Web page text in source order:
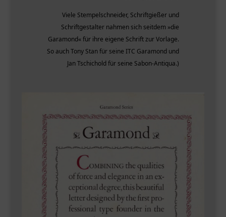
Viele Stempelschneider, Schriftgießer und
Schriftgestalter nahmen sich seitdem »die
Garamond« für ihre eigene Schrift zur Vorlage.
So auch Tony Stan für seine ITC Garamond und
Jan Tschichold für seine Sabon-Antiqua.)